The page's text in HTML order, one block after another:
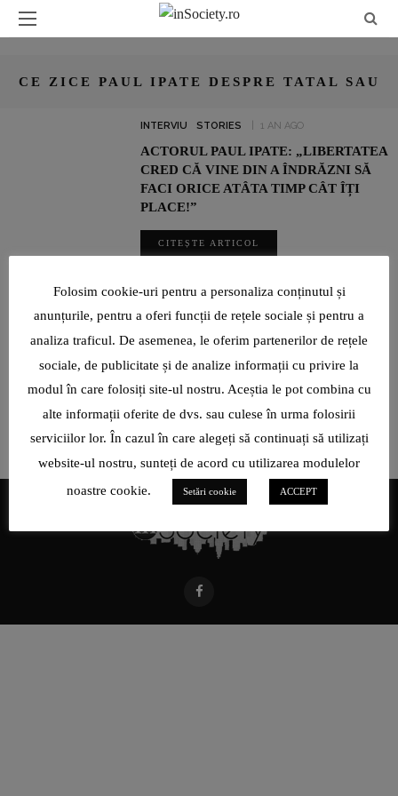
CE ZICE PAUL IPATE DESPRE TATAL SAU
INTERVIU STORIES 1 AN AGO
ACTORUL PAUL IPATE: „LIBERTATEA
CRED CĂ VINE DIN A ÎNDRĂZNI SĂ
FACI ORICE ATÂTA TIMP CÂT ÎȚI
PLACE!”
CITEȘTE ARTICOL
SHARE
UN INTERVIU RAR CU LUMINIȚA PAUL, JURNALIST SPORTIV:
„SUNT O TIMIDĂ PE CARE VIAȚA ȘI PROFESIA AU ÎNVĂȚAT-O ȘI
AU FORȚAT-O SĂ DEVINĂ CURAJOASĂ!”
Folosim cookie-uri pentru a personaliza conținutul și
anunțurile, pentru a oferi funcții de rețele sociale și pentru a
analiza traficul. De asemenea, le oferim partenerilor de rețele
sociale, de publicitate și de analize informații cu privire la
modul în care folosiți site-ul nostru. Aceștia le pot combina cu
alte informații oferite de dvs. sau culese în urma folosirii
serviciilor lor. În cazul în care alegeți să continuați să utilizați
website-ul nostru, sunteți de acord cu utilizarea modulelor
noastre cookie.
Setări cookie ACCEPT